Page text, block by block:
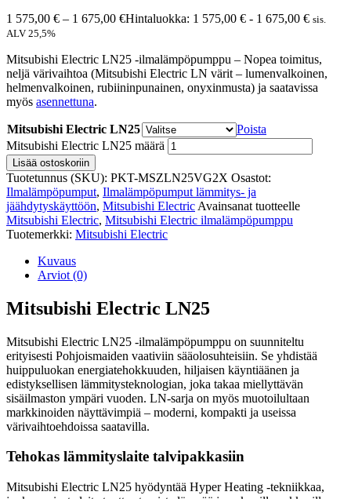
1 575,00 € – 1 675,00 €Hintaluokka: 1 575,00 € - 1 675,00 € sis.
ALV 25,5%
Mitsubishi Electric LN25 -ilmalämpöpumppu – Nopea toimitus,
neljä värivaihtoa (Mitsubishi Electric LN värit – lumenvalkoinen,
helmenvalkoinen, rubiininpunainen, onyxinmusta) ja saatavissa
myös asennettuna.
Mitsubishi Electric LN25
Poista
Mitsubishi Electric LN25 määrä
Lisää ostoskoriin
Tuotetunnus (SKU): PKT-MSZLN25VG2X Osastot:
Ilmalämpöpumput, Ilmalämpöpumput lämmitys- ja
jäähdytyskäyttöön, Mitsubishi Electric Avainsanat tuotteelle
Mitsubishi Electric, Mitsubishi Electric ilmalämpöpumppu
Tuotemerkki: Mitsubishi Electric
Kuvaus
Arviot (0)
Mitsubishi Electric LN25
Mitsubishi Electric LN25 -ilmalämpöpumppu on suunniteltu
erityisesti Pohjoismaiden vaativiin sääolosuhteisiin. Se yhdistää
huippuluokan energiatehokkuuden, hiljaisen käyntiäänen ja
edistyksellisen lämmitysteknologian, joka takaa miellyttävän
sisäilmaston ympäri vuoden. LN-sarja on myös muotoilultaan
markkinoiden näyttävimpiä – moderni, kompakti ja useissa
värivaihtoehdoissa saatavilla.
Tehokas lämmityslaite talvipakkasiin
Mitsubishi Electric LN25 hyödyntää Hyper Heating -tekniikkaa,